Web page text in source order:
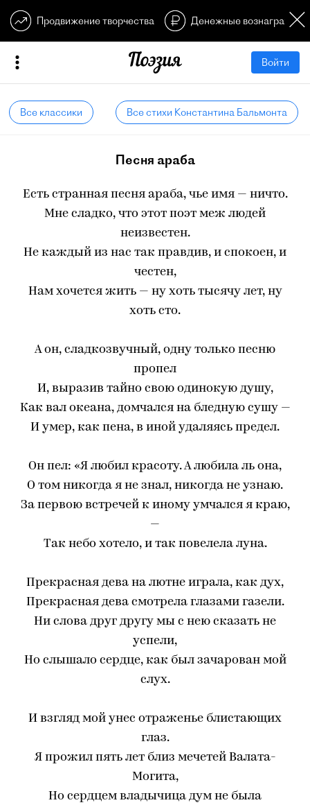
Продвижение творчества Денежные
Войти
Все классики Все стихи Константина Бальмонта
Песня араба
Есть странная песня араба, чье имя — ничто.
Мне сладко, что этот поэт меж людей
неизвестен.
Не каждый из нас так правдив, и спокоен, и
честен,
Нам хочется жить — ну хоть тысячу лет, ну
хоть сто.
А он, сладкозвучный, одну только песню
пропел
И, выразив тайно свою одинокую душу,
Как вал океана, домчался на бледную сушу —
И умер, как пена, в иной удаляясь предел.
Он пел: «Я любил красоту. А любила ль она,
О том никогда я не знал, никогда не узнаю.
За первою встречей к иному умчался я краю,
—
Так небо хотело, и так повелела луна.
Прекрасная дева на лютне играла, как дух,
Прекрасная дева смотрела глазами газели.
Ни слова друг другу мы с нею сказать не
успели,
Но слышало сердце, как был зачарован мой
слух.
И взгляд мой унес отраженье блистающих
глаз.
Я прожил пять лет близ мечетей Валата-
Могита,
Но сердцем владычица дум не была